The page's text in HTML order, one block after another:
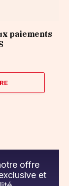
paiements
offre
et